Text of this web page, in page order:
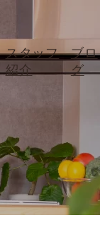
スタッフ
紹介
ブロ
グ